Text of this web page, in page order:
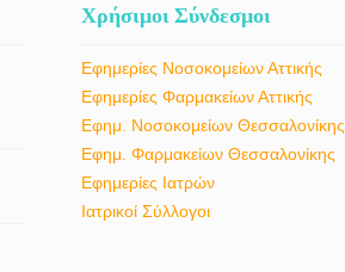
Χρήσιμοι Σύνδεσμοι
Εφημερίες Νοσοκομείων Αττικής
Εφημερίες Φαρμακείων Αττικής
Εφημ. Νοσοκομείων Θεσσαλονίκης
Εφημ. Φαρμακείων Θεσσαλονίκης
Εφημερίες Ιατρών
Ιατρικοί Σύλλογοι